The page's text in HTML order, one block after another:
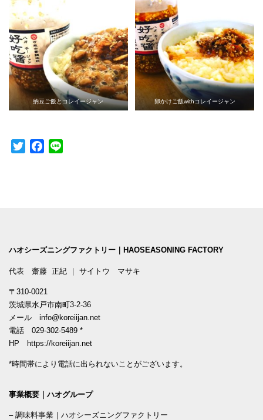
納豆ご飯とコレイージャン 卵かけご飯withコレイージャン
TwitterFacebook
ハオシーズニングファクトリー｜HAOSEASONING FACTORY
代表 齋藤 正紀 ｜ サイトウ マサキ
〒310-0021
茨城県水戸市南町3-2-36
メール info@koreiijan.net
電話 029-302-5489 *
HP https://koreiijan.net
*時間帯により電話に出られないことがございます。
事業概要｜ハオグループ
– 調味料事業｜ハオシーズニングファクトリー